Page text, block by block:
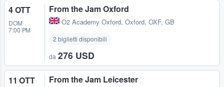
4 OTT
DOM
7:00 PM
From the Jam Oxford
O2 Academy Oxford, Oxford, OXF, GB
2 biglietti disponibili
da 276 USD
11 OTT From the Jam Leicester